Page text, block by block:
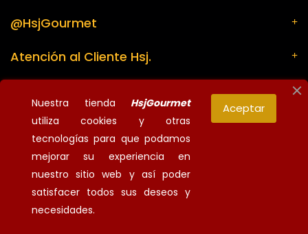
@HsjGourmet
Atención al Cliente Hsj.
Información de la tienda
Nuestra tienda HsjGourmet
utiliza cookies y otras
tecnologías para que podamos
mejorar su experiencia en
nuestro sitio web y así poder
satisfacer todos sus deseos y
necesidades.
Aceptar